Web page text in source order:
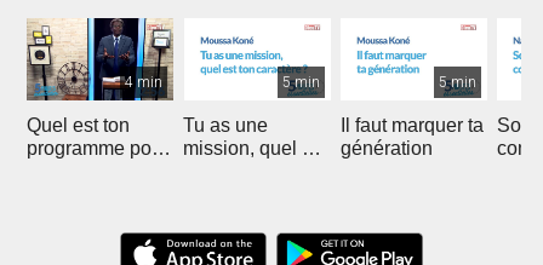
4 min
Quel est ton
programme pour
5 min
Tu as une
mission, quel est
5 min
Il faut marquer ta
génération